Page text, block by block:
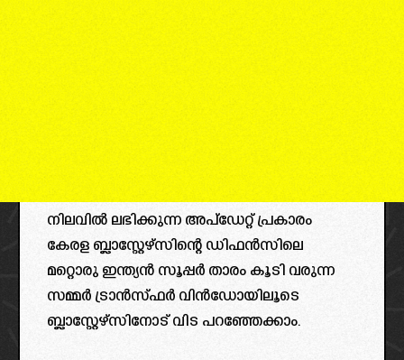
നിലവിൽ ലഭിക്കുന്ന അപ്ഡേറ്റ് പ്രകാരം
കേരള ബ്ലാസ്റ്റേഴ്സിന്റെ ഡിഫൻസിലെ
മറ്റൊരു ഇന്ത്യൻ സൂപ്പർ താരം കൂടി വരുന്ന
സമ്മർ ട്രാൻസ്ഫർ വിൻഡോയിലൂടെ
ബ്ലാസ്റ്റേഴ്സിനോട് വിട പറഞ്ഞേക്കാം.